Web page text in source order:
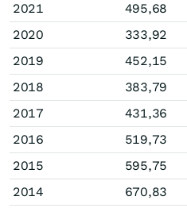
2021
495,68
2020
333,92
2019
452,15
2018
383,79
2017
431,36
2016
519,73
2015
595,75
2014
670,83